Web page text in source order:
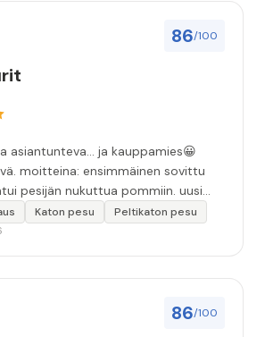
86/100
asiantunteva... ja kauppamies😀
pesijän nukuttua pommiin. uusi
oikein hyvää ja osaavaa. toinen
matkoilla ja jossain
naapuri uskaltautui
siis tarkkuutta
Katon pesu
Peltikaton pesu
86/100